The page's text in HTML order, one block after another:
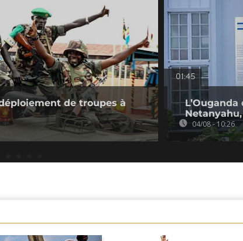
de troupes à
01:45
Netanyahu,
04/08 - 10:26